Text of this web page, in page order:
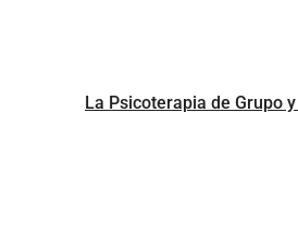
La Psicoterapia de Grupo